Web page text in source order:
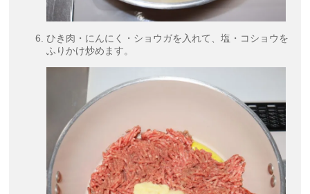
ひき肉・にんにく・ショウガを入れて、塩・コショウを
ふりかけ炒めます。